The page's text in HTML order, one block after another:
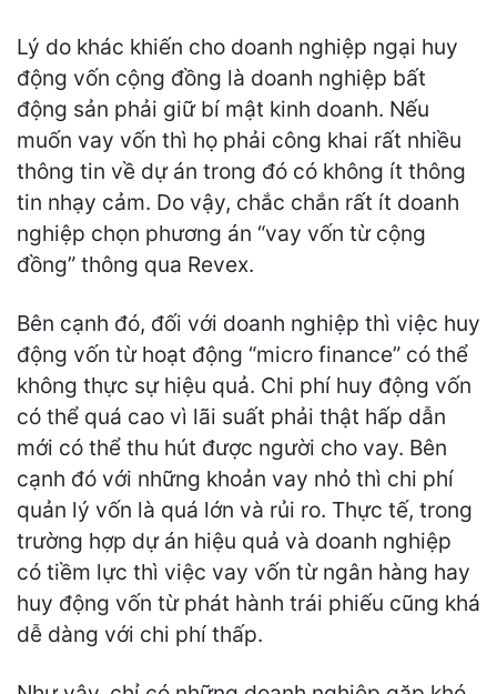
Lý do khác khiến cho doanh nghiệp ngại huy
động vốn cộng đồng là doanh nghiệp bất
động sản phải giữ bí mật kinh doanh. Nếu
muốn vay vốn thì họ phải công khai rất nhiều
thông tin về dự án trong đó có không ít thông
tin nhạy cảm. Do vậy, chắc chắn rất ít doanh
nghiệp chọn phương án “vay vốn từ cộng
đồng” thông qua Revex.
Bên cạnh đó, đối với doanh nghiệp thì việc huy
động vốn từ hoạt động “micro finance” có thể
không thực sự hiệu quả. Chi phí huy động vốn
có thể quá cao vì lãi suất phải thật hấp dẫn
mới có thể thu hút được người cho vay. Bên
cạnh đó với những khoản vay nhỏ thì chi phí
quản lý vốn là quá lớn và rủi ro. Thực tế, trong
trường hợp dự án hiệu quả và doanh nghiệp
có tiềm lực thì việc vay vốn từ ngân hàng hay
huy động vốn từ phát hành trái phiếu cũng khá
dễ dàng với chi phí thấp.